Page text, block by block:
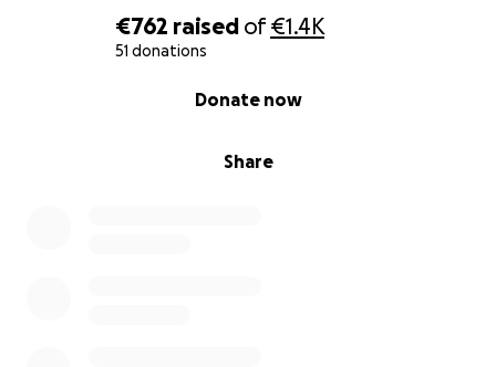
€762 raised of€1.4K
51 donations
Share
Donate now